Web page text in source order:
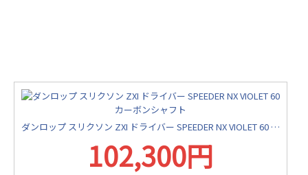
ダンロップ スリクソン ZXI ドライバー SPEEDER NX VIOLET 60 カーボンシャフト
102,300円